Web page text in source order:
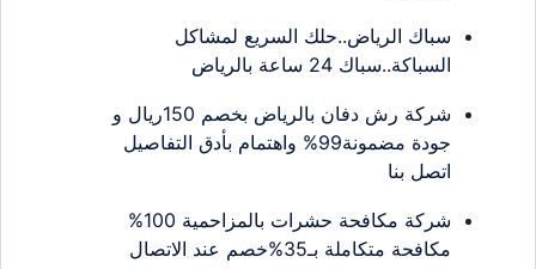
سباك الرياض..حلك السريع لمشاكل
السباكة..سباك 24 ساعة بالرياض
شركة رش دفان بالرياض بخصم 150ريال و
جودة مضمونة99% واهتمام بأدق التفاصيل
اتصل بنا
شركة مكافحة حشرات بالمزاحمية 100%
مكافحة متكاملة بـ35%خصم عند الاتصال